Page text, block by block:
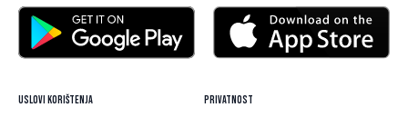
Uslovi korištenja Privatnost